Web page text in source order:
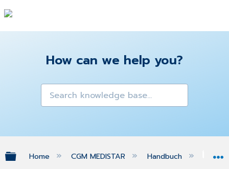
How can we help you?
Expand/collapse global hierarchy
Home CGM MEDISTAR Handbuch